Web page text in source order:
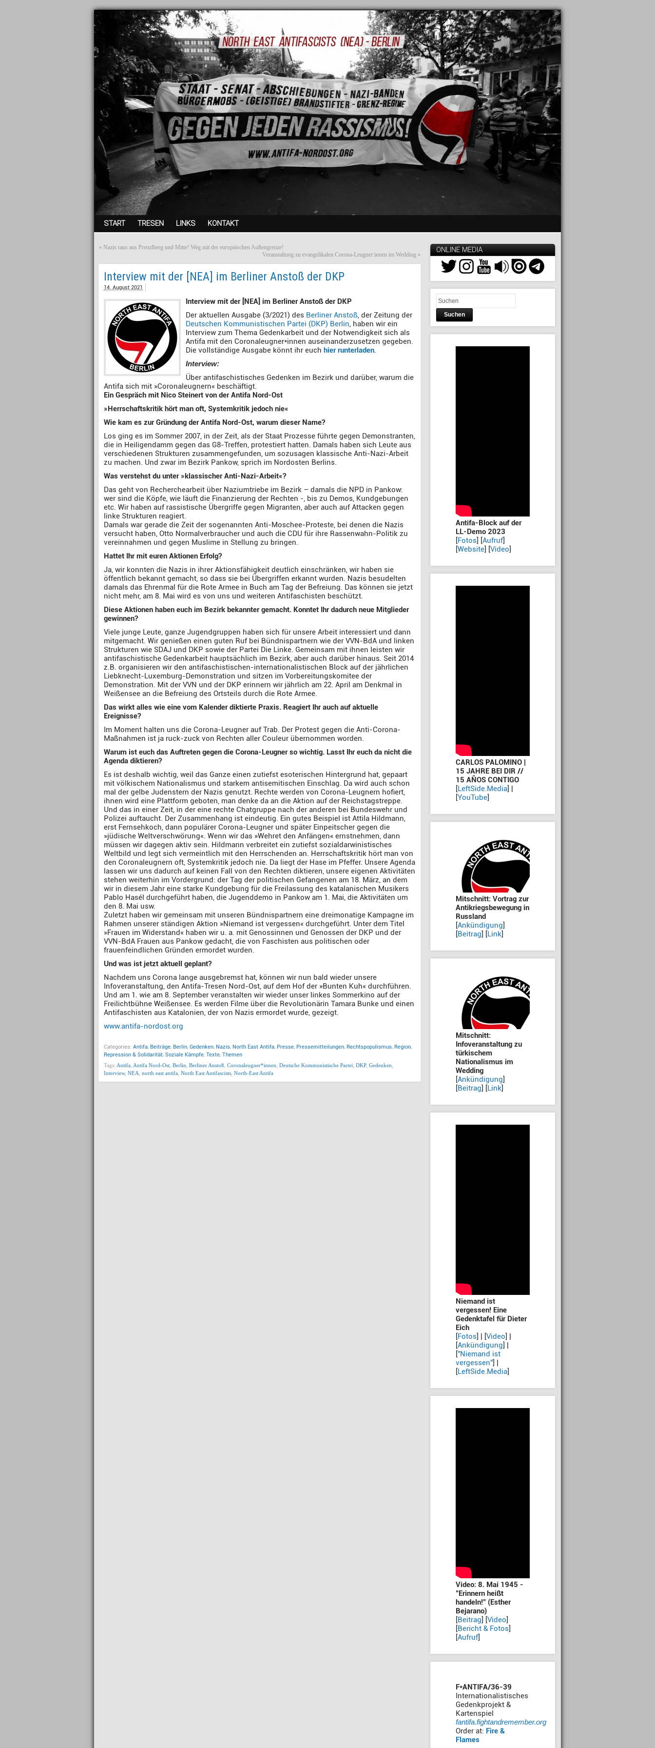
START TRESEN LINKS KONTAKT
« Nazis raus aus Prenzlberg und Mitte! Weg mit der europäischen Außengrenze!
Veranstaltung zu evangelikalen Corona-Leugner:innen im Wedding »
Interview mit der [NEA] im Berliner Anstoß der DKP
14. August 2021
Interview mit der [NEA] im Berliner Anstoß der DKP
Der aktuellen Ausgabe (3/2021) des Berliner Anstoß, der Zeitung der
Deutschen Kommunistischen Partei (DKP) Berlin, haben wir ein
Interview zum Thema Gedenkarbeit und der Notwendigkeit sich als
Antifa mit den Coronaleugner*innen auseinanderzusetzen gegeben.
Die vollständige Ausgabe könnt ihr euch hier runterladen.
Interview:
Über antifaschistisches Gedenken im Bezirk und darüber, warum die
Antifa sich mit »Coronaleugnern« beschäftigt.
Ein Gespräch mit Nico Steinert von der Antifa Nord-Ost
»Herrschaftskritik hört man oft, Systemkritik jedoch nie«
Wie kam es zur Gründung der Antifa Nord-Ost, warum dieser Name?
Los ging es im Sommer 2007, in der Zeit, als der Staat Prozesse führte gegen Demonstranten,
die in Heiligendamm gegen das G8-Treffen, protestiert hatten. Damals haben sich Leute aus
verschiedenen Strukturen zusammengefunden, um sozusagen klassische Anti-Nazi-Arbeit
zu machen. Und zwar im Bezirk Pankow, sprich im Nordosten Berlins.
Was verstehst du unter »klassischer Anti-Nazi-Arbeit«?
Das geht von Recherchearbeit über Naziumtriebe im Bezirk – damals die NPD in Pankow:
wer sind die Köpfe, wie läuft die Finanzierung der Rechten -, bis zu Demos, Kundgebungen
etc. Wir haben auf rassistische Übergriffe gegen Migranten, aber auch auf Attacken gegen
linke Strukturen reagiert.
Damals war gerade die Zeit der sogenannten Anti-Moschee-Proteste, bei denen die Nazis
versucht haben, Otto Normalverbraucher und auch die CDU für ihre Rassenwahn-Politik zu
vereinnahmen und gegen Muslime in Stellung zu bringen.
Hattet Ihr mit euren Aktionen Erfolg?
Ja, wir konnten die Nazis in ihrer Aktionsfähigkeit deutlich einschränken, wir haben sie
öffentlich bekannt gemacht, so dass sie bei Übergriffen erkannt wurden. Nazis besudelten
damals das Ehrenmal für die Rote Armee in Buch am Tag der Befreiung. Das können sie jetzt
nicht mehr, am 8. Mai wird es von uns und weiteren Antifaschisten beschützt.
Diese Aktionen haben euch im Bezirk bekannter gemacht. Konntet Ihr dadurch neue Mitglieder
gewinnen?
Viele junge Leute, ganze Jugendgruppen haben sich für unsere Arbeit interessiert und dann
mitgemacht. Wir genießen einen guten Ruf bei Bündnispartnern wie der VVN-BdA und linken
Strukturen wie SDAJ und DKP sowie der Partei Die Linke. Gemeinsam mit ihnen leisten wir
antifaschistische Gedenkarbeit hauptsächlich im Bezirk, aber auch darüber hinaus. Seit 2014
z.B. organisieren wir den antifaschistischen-internationalistischen Block auf der jährlichen
Liebknecht-Luxemburg-Demonstration und sitzen im Vorbereitungskomitee der
Demonstration. Mit der VVN und der DKP erinnern wir jährlich am 22. April am Denkmal in
Weißensee an die Befreiung des Ortsteils durch die Rote Armee.
Das wirkt alles wie eine vom Kalender diktierte Praxis. Reagiert Ihr auch auf aktuelle
Ereignisse?
Im Moment halten uns die Corona-Leugner auf Trab. Der Protest gegen die Anti-Corona-
Maßnahmen ist ja ruck-zuck von Rechten aller Couleur übernommen worden.
Warum ist euch das Auftreten gegen die Corona-Leugner so wichtig. Lasst Ihr euch da nicht die
Agenda diktieren?
Es ist deshalb wichtig, weil das Ganze einen zutiefst esoterischen Hintergrund hat, gepaart
mit völkischem Nationalismus und starkem antisemitischen Einschlag. Da wird auch schon
mal der gelbe Judenstern der Nazis genutzt. Rechte werden von Corona-Leugnern hofiert,
ihnen wird eine Plattform geboten, man denke da an die Aktion auf der Reichstagstreppe.
Und das in einer Zeit, in der eine rechte Chatgruppe nach der anderen bei Bundeswehr und
Polizei auftaucht. Der Zusammenhang ist eindeutig. Ein gutes Beispiel ist Attila Hildmann,
erst Fernsehkoch, dann populärer Corona-Leugner und später Einpeitscher gegen die
»jüdische Weltverschwörung«. Wenn wir das »Wehret den Anfängen« ernstnehmen, dann
müssen wir dagegen aktiv sein. Hildmann verbreitet ein zutiefst sozialdarwinistisches
Weltbild und legt sich vermeintlich mit den Herrschenden an. Herrschaftskritik hört man von
den Coronaleugnern oft, Systemkritik jedoch nie. Da liegt der Hase im Pfeffer. Unsere Agenda
lassen wir uns dadurch auf keinen Fall von den Rechten diktieren, unsere eigenen Aktivitäten
stehen weiterhin im Vordergrund: der Tag der politischen Gefangenen am 18. März, an dem
wir in diesem Jahr eine starke Kundgebung für die Freilassung des katalanischen Musikers
Pablo Hasél durchgeführt haben, die Jugenddemo in Pankow am 1. Mai, die Aktivitäten um
den 8. Mai usw.
Zuletzt haben wir gemeinsam mit unseren Bündnispartnern eine dreimonatige Kampagne im
Rahmen unserer ständigen Aktion »Niemand ist vergessen« durchgeführt. Unter dem Titel
»Frauen im Widerstand« haben wir u. a. mit Genossinnen und Genossen der DKP und der
VVN-BdA Frauen aus Pankow gedacht, die von Faschisten aus politischen oder
frauenfeindlichen Gründen ermordet wurden.
Und was ist jetzt aktuell geplant?
Nachdem uns Corona lange ausgebremst hat, können wir nun bald wieder unsere
Infoveranstaltung, den Antifa-Tresen Nord-Ost, auf dem Hof der »Bunten Kuh« durchführen.
Und am 1. wie am 8. September veranstalten wir wieder unser linkes Sommerkino auf der
Freilichtbühne Weißensee. Es werden Filme über die Revolutionärin Tamara Bunke und einen
Antifaschisten aus Katalonien, der von Nazis ermordet wurde, gezeigt.
www.antifa-nordost.org
Categories: Antifa, Beiträge, Berlin, Gedenken, Nazis, North East Antifa, Presse, Pressemitteilungen, Rechtspopulismus, Region,
Repression & Solidarität, Soziale Kämpfe, Texte, Themen
Tags: Antifa Antifa Nord-Ost Berlin Berliner Anstoß Coronaleugner*innen Deutsche Kommunistische Partei DKP, Gedenken
Interview, NEA north east antifa North East Antifascists North-East Antifa
ONLINE MEDIA
Suchen
Antifa-Block auf der
LL-Demo 2023
[Fotos] [Aufruf]
[Website] [Video]
CARLOS PALOMINO |
15 JAHRE BEI DIR //
15 AÑOS CONTIGO
[LeftSide.Media] |
[YouTube]
Mitschnitt: Vortrag zur
Antikriegsbewegung in
Russland
[Ankündigung]
[Beitrag] [Link]
Mitschnitt:
Infoveranstaltung zu
türkischem
Nationalismus im
Wedding
[Ankündigung]
[Beitrag] [Link]
Niemand ist
vergessen! Eine
Gedenktafel für Dieter
Eich
[Fotos] | [Video] |
[Ankündigung] |
["Niemand ist
vergessen"] |
[LeftSide.Media]
Video: 8. Mai 1945 -
"Erinnern heißt
handeln!" (Esther
Bejarano)
[Beitrag] [Video]
[Bericht & Fotos]
[Aufruf]
F*ANTIFA/36-39
Internationalistisches
Gedenkprojekt &
Kartenspiel
fantifa.fightandremember.org
Order at: Fire &
Flames